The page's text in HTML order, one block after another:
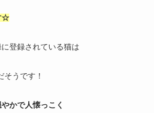
☆
登録されている猫は
うです！
かで人懐っこく